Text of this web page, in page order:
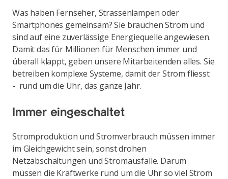
Was haben Fernseher, Strassenlampen oder
Smartphones gemeinsam? Sie brauchen Strom und
sind auf eine zuverlässige Energiequelle angewiesen.
Damit das für Millionen für Menschen immer und
überall klappt, geben unsere Mitarbeitenden alles. Sie
betreiben komplexe Systeme, damit der Strom fliesst
- rund um die Uhr, das ganze Jahr.
Immer eingeschaltet
Stromproduktion und Stromverbrauch müssen immer
im Gleichgewicht sein, sonst drohen
Netzabschaltungen und Stromausfälle. Darum
müssen die Kraftwerke rund um die Uhr so viel Strom